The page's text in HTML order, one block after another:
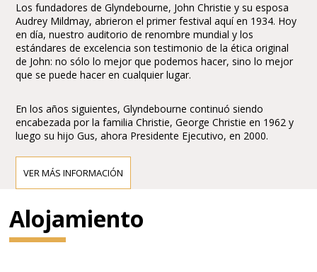
Los fundadores de Glyndebourne, John Christie y su esposa
Audrey Mildmay, abrieron el primer festival aquí en 1934. Hoy
en día, nuestro auditorio de renombre mundial y los
estándares de excelencia son testimonio de la ética original
de John: no sólo lo mejor que podemos hacer, sino lo mejor
que se puede hacer en cualquier lugar.
En los años siguientes, Glyndebourne continuó siendo
encabezada por la familia Christie, George Christie en 1962 y
luego su hijo Gus, ahora Presidente Ejecutivo, en 2000.
VER MÁS INFORMACIÓN
Alojamiento